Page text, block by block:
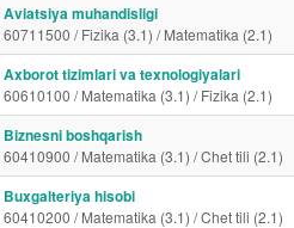
Aviatsiya muhandisligi
60711500 / Fizika (3.1) / Matematika (2.1)
Axborot tizimlari va texnologiyalari
60610100 / Matematika (3.1) / Fizika (2.1)
Biznesni boshqarish
60410900 / Matematika (3.1) / Chet tili (2.1)
Buxgalteriya hisobi
60410200 / Matematika (3.1) / Chet tili (2.1)